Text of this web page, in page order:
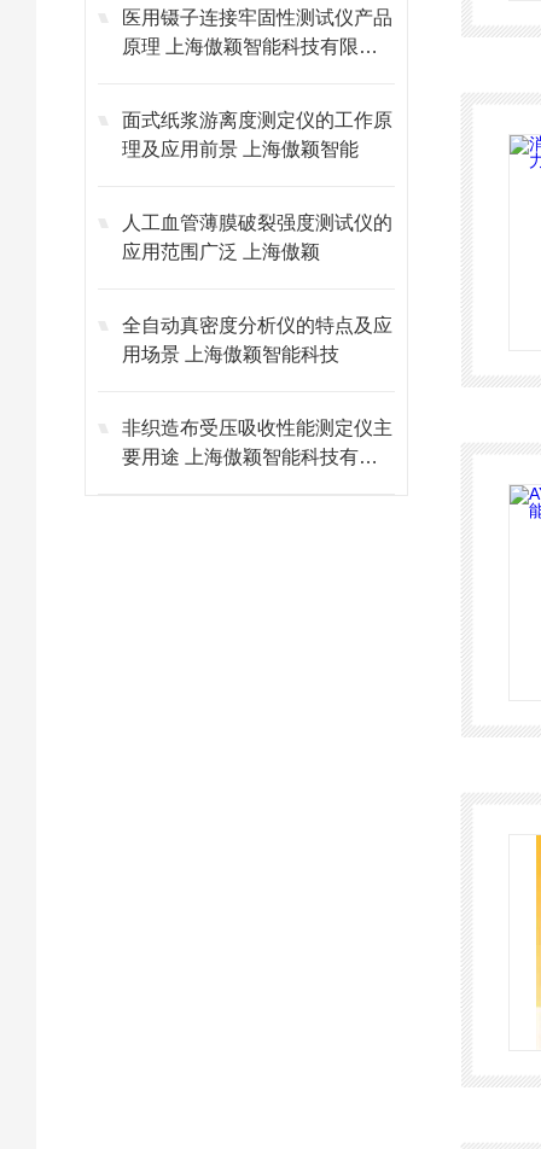
医用镊子连接牢固性测试仪产品
原理 上海傲颖智能科技有限公
面式纸浆游离度测定仪的工作原
理及应用前景 上海傲颖智能
人工血管薄膜破裂强度测试仪的
应用范围广泛 上海傲颖
全自动真密度分析仪的特点及应
用场景 上海傲颖智能科技
非织造布受压吸收性能测定仪主
要用途 上海傲颖智能科技有限